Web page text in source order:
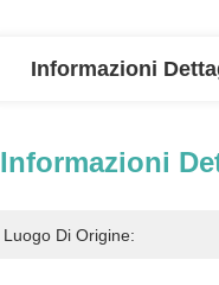
Informazioni
Informazioni
Luogo Di Origine: